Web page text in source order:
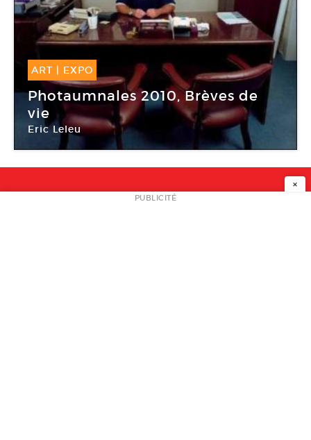
ART | EXPO
11 Sep -07 Nov 2010
Photaumnales 2010, Brèves de
vie
Eric Leleu
Centre culturel François Mitterrand
NEWSLETTER
×
PUBLICITÉ